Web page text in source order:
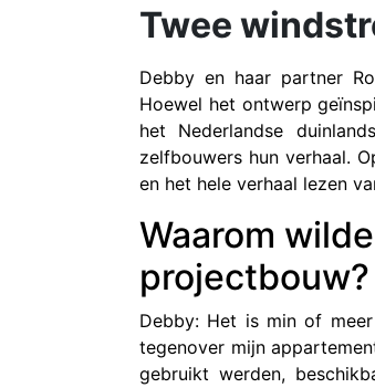
Twee
Debby en haar partner
Hoewel het ontwerp
het Nederlandse
zelfbouwers hun verhaal.
en het hele verhaal lezen
Waarom
projectbouw?
Debby: Het is min of
tegenover mijn
gebruikt werden,